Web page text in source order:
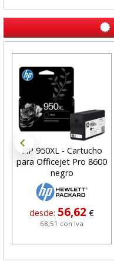
HP 950XL - Cartucho
para Officejet Pro 8600
negro
desde: 56,62 €
68,51 con Iva